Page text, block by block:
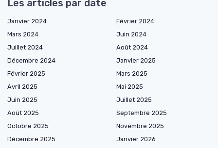
Les articles par date
Janvier 2024
Février 2024
Mars 2024
Juin 2024
Juillet 2024
Août 2024
Décembre 2024
Janvier 2025
Février 2025
Mars 2025
Avril 2025
Mai 2025
Juin 2025
Juillet 2025
Août 2025
Septembre 2025
Octobre 2025
Novembre 2025
Décembre 2025
Janvier 2026